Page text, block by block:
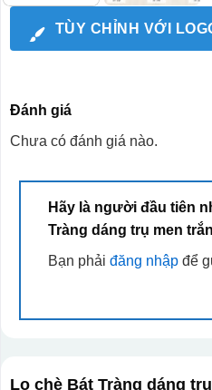
TÙY CHỈNH VỚI
Đánh giá
Chưa có đánh giá nào.
Hãy là người đầu tiên
Tràng dáng trụ men
Bạn phải đăng nhậpđể
Lọ chè Bát Tràng dáng